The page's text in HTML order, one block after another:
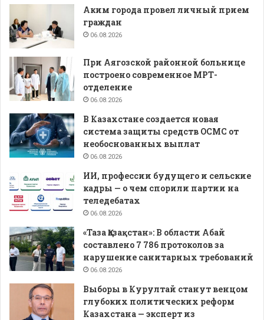
Аким города провел личный прием
граждан
06.08.2026
При Аягозской районной больнице
построено современное МРТ-
отделение
06.08.2026
В Казахстане создается новая
система защиты средств ОСМС от
необоснованных выплат
06.08.2026
ИИ, профессии будущего и сельские
кадры — о чем спорили партии на
теледебатах
06.08.2026
«Таза Қазақстан»: В области Абай
составлено 7 786 протоколов за
нарушение санитарных требований
06.08.2026
Выборы в Курултай станут венцом
глубоких политических реформ
Казахстана — эксперт из